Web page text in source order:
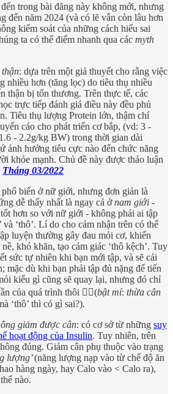
trong bài đăng này không mới, nhưng
đến năm 2024 (và có lẽ vẫn còn lâu hơn
kiểm soát của những cách hiểu sai
ta có thể điểm nhanh qua các myth
: dựa trên một giả thuyết cho rằng việc
nhiều hơn (tăng lọc) do tiêu thụ nhiều
thận bị tổn thương. Trên thực tế, các
trực tiếp đánh giá điều này đều phủ
Tiêu thụ lượng Protein lớn, thậm chí
cáo cho phát triển cơ bắp, (vd: 3 -
- 2.2g/kg BW) trong thời gian dài
ảnh hưởng tiêu cực nào đến chức năng
khỏe mạnh. Chủ đề này được thảo luận
Tháng 03/2022
phổ biến ở nữ giới, nhưng đơn giản là
dễ thấy nhất là ngay cả ởnam giới -
hơn so với nữ giới - không phải ai tập
và ‘thô’. Lí do cho cảm nhận trên có thể
luyện thường gây đau mỏi cơ, khiến
khó khăn, tạo cảm giác ‘thô kệch’. Tuy
sức tự nhiên khi bạn mới tập, và sẽ cải
mặc dù khi bạn phải tập đủ nặng để tiến
kiểu gì cũng sẽ quay lại, nhưng đó chỉ
của quá trình thôi 🤷‍♀️(bật mí: thừa cân
‘thô’ thì có gì sai?).
giảm được cân: có cơ sở từ những suy
hoạt động của Insulin. Tuy nhiên, trên
đúng. Giảm cân phụ thuộc vào trạng
lượng’(năng lượng nạp vào từ chế độ ăn
hàng ngày, hay Calo vào < Calo ra),
nào.